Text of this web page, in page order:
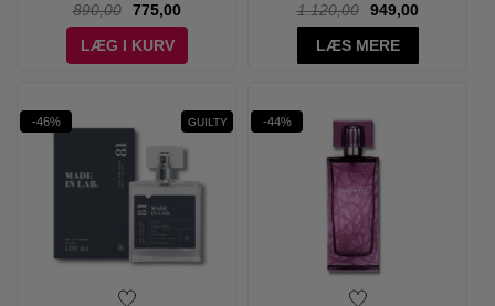
890,00
775,00
LÆG I KURV
1.120,00
949,00
LÆS MERE
-46% GUILTY -44%